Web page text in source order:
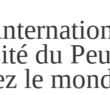
du
le